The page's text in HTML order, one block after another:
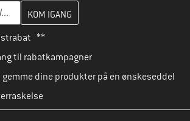
her, og opret i næste trin din
**
til rabatkampagner
dine produkter på en ønskeseddel